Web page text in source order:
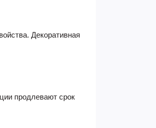
Декоративная
продлевают срок